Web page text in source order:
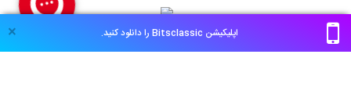
اپلیکیشن Bitsclassic را دانلود کنید. ×